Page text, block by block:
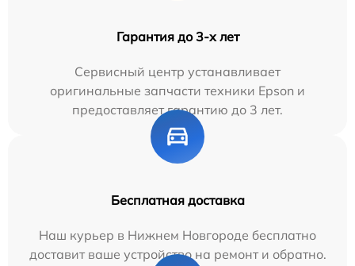
Гарантия до 3-х лет
Сервисный центр устанавливает
оригинальные запчасти техники Epson и
предоставляет гарантию до 3 лет.
Бесплатная доставка
Наш курьер в Нижнем Новгороде бесплатно
доставит ваше устройство на ремонт и обратно.